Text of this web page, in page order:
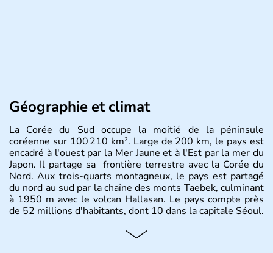
Géographie et climat
La Corée du Sud occupe la moitié de la péninsule
coréenne sur 100 210 km². Large de 200 km, le pays est
encadré à l'ouest par la Mer Jaune et à l'Est par la mer du
Japon. Il partage sa frontière terrestre avec la Corée du
Nord. Aux trois-quarts montagneux, le pays est partagé
du nord au sud par la chaîne des monts Taebek, culminant
à 1950 m avec le volcan Hallasan. Le pays compte près
de 52 millions d'habitants, dont 10 dans la capitale Séoul.
Histoire et administration